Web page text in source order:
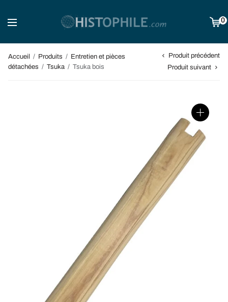
0
Accueil / Produits / Entretien et pièces
détachées / Tsuka / Tsuka bois
Produit précédent
Produit suivant